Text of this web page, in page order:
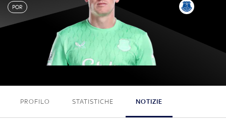
POR
Jordan Pickford
PROFILO STATISTICHE NOTIZIE